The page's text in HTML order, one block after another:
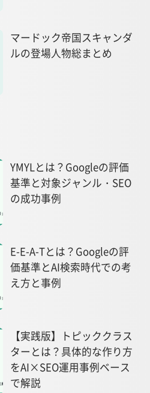
マードック帝国スキャンダ
ルの登場人物総まとめ
YMYLとは？Googleの評価
基準と対象ジャンル・SEO
の成功事例
E-E-A-Tとは？Googleの評
価基準とAI検索時代での考
え方と事例
【実践版】トピッククラス
ターとは？具体的な作り方
をAI×SEO運用事例ベース
で解説